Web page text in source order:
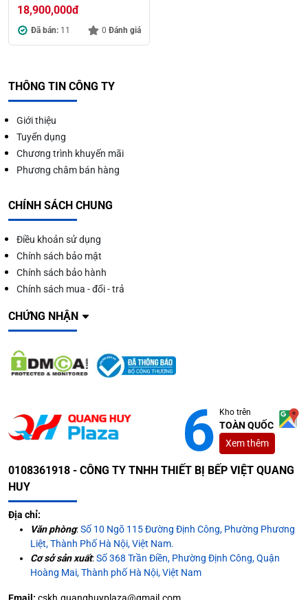
18,900,000đ
Đã bán: 11 0 Đánh giá
THÔNG TIN CÔNG TY
Giới thiệu
Tuyển dụng
Chương trình khuyến mãi
Phương châm bán hàng
CHÍNH SÁCH CHUNG
Điều khoản sử dụng
Chính sách bảo mật
Chính sách bảo hành
Chính sách mua - đổi - trả
CHỨNG NHẬN
Kho trên
TOÀN QUỐC
Xem thêm
0108361918 - CÔNG TY TNHH THIẾT BỊ BẾP VIỆT QUANG
HUY
Địa chỉ:
Văn phòng:Số 10 Ngõ 115 Đường Định Công, Phường Phương
Liệt, Thành Phố Hà Nội, Việt Nam.
Cơ sở sản xuất:Số 368 Trần Điền, Phường Định Công, Quận
Hoàng Mai, Thành phố Hà Nội, Việt Nam